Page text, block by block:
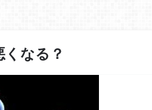
なる？